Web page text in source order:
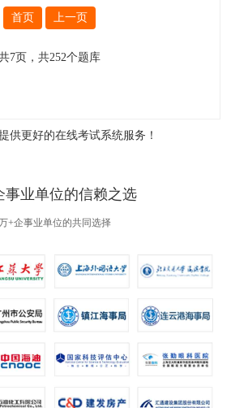
首页 上一页
7页，共252个题库
供更好的在线考试系统服务！
事业单位的信赖之选
+企事业单位的共同选择